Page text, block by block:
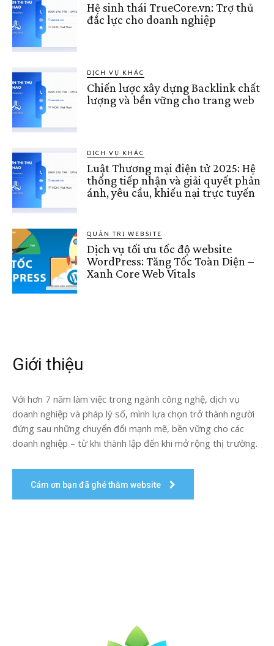
Hệ sinh thái TrueCore.vn: Trợ thủ
đắc lực cho doanh nghiệp
DỊCH VỤ KHÁC
Chiến lược xây dựng Backlink chất
lượng và bền vững cho trang web
DỊCH VỤ KHÁC
Luật Thương mại điện tử 2025: Hệ
thống tiếp nhận và giải quyết phản
ánh, yêu cầu, khiếu nại trực tuyến
QUẢN TRỊ WEBSITE
Dịch vụ tối ưu tốc độ website
WordPress: Tăng Tốc Toàn Diện –
Xanh Core Web Vitals
Giới thiệu
Với hơn 7 năm làm việc trong ngành công nghệ, dịch vụ
doanh nghiệp và pháp lý số, mình lựa chọn trở thành người
đứng sau những chuyển đổi mạnh mẽ, bền vững cho các
doanh nghiệp – từ khi thành lập đến khi mở rộng thị trường.
Cám ơn bạn đã ghé thăm website